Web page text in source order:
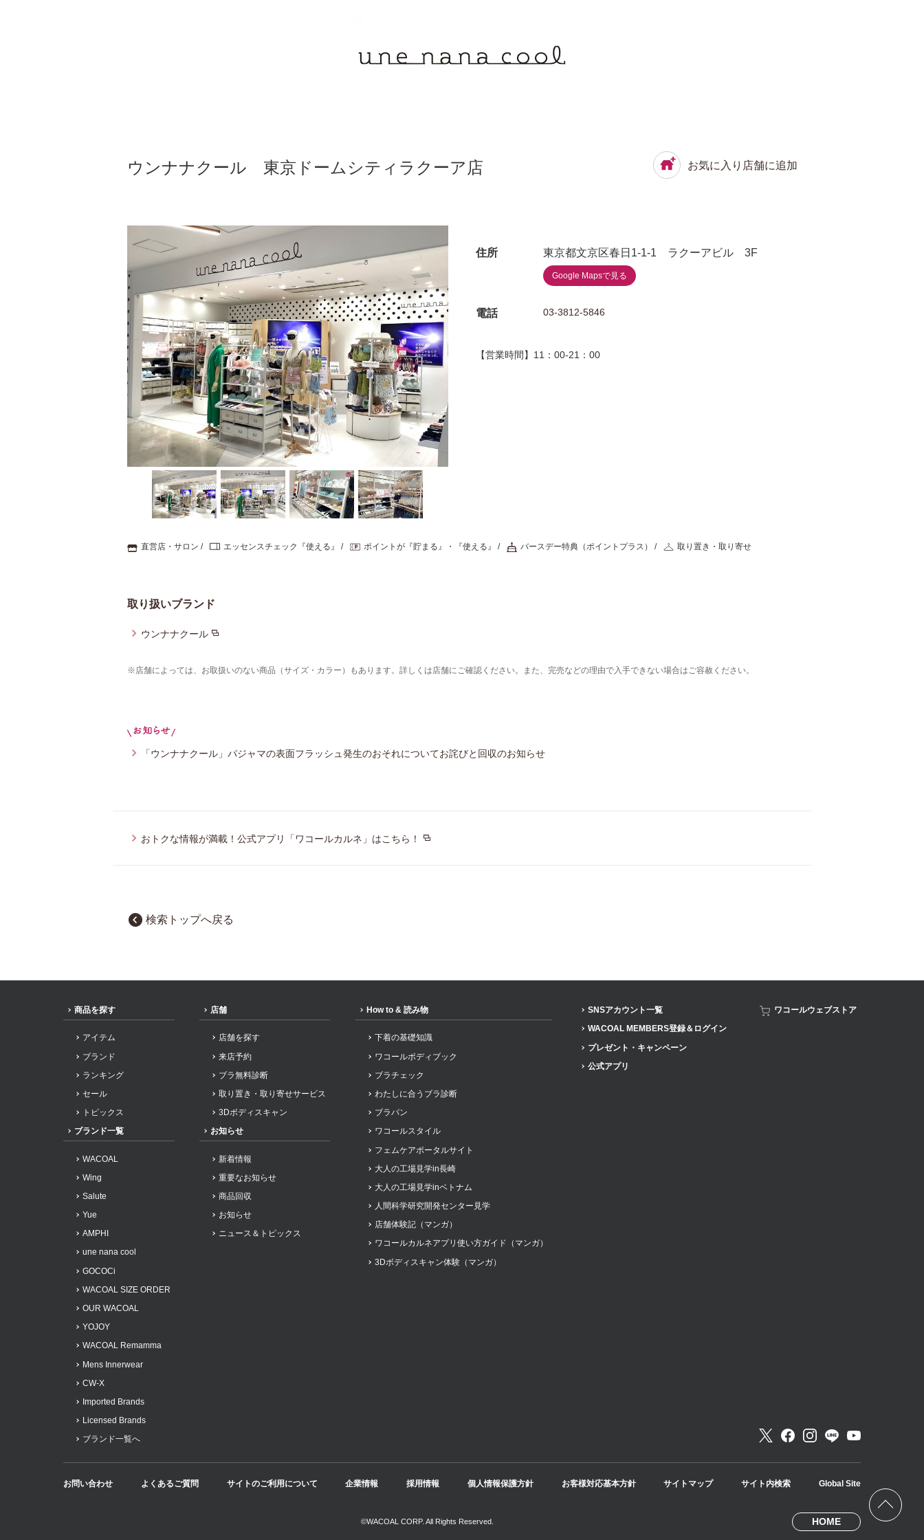
ウンナナクール 東京ドームシティラクーア店 お気に入り店舗に追加
住所 東京都文京区春日1-1-1 ラクーアビル 3F
Google Mapsで見る
電話 03-3812-5846
【営業時間】11：00-21：00
直営店・サロン エッセンスチェック『使える』 ポイントが『貯まる』・『使える』 バースデー特典（ポイントプラス） 取り置き・取り寄せ
取り扱いブランド
ウンナナクール
※店舗によっては、お取扱いのない商品（サイズ・カラー）もあります。詳しくは店舗にご確認ください。また、完売などの理由で入手できない場合はご容赦ください。
「ウンナナクール」パジャマの表面フラッシュ発生のおそれについてお詫びと回収のお知らせ
おトクな情報が満載！公式アプリ「ワコールカルネ」はこちら！
検索トップへ戻る
商品を探す
アイテム
ブランド
ランキング
セール
トピックス
ブランド一覧
WACOAL
Wing
Salute
Yue
AMPHI
une nana cool
GOCOCi
WACOAL SIZE ORDER
OUR WACOAL
YOJOY
WACOAL Remamma
Mens Innerwear
CW-X
Imported Brands
Licensed Brands
ブランド一覧へ
店舗
店舗を探す
来店予約
ブラ無料診断
取り置き・取り寄せサービス
3Dボディスキャン
お知らせ
新着情報
重要なお知らせ
商品回収
お知らせ
ニュース＆トピックス
How to & 読み物
下着の基礎知識
ワコールボディブック
ブラチェック
わたしに合うブラ診断
ブラパン
ワコールスタイル
フェムケアポータルサイト
大人の工場見学in長崎
大人の工場見学inベトナム
人間科学研究開発センター見学
店舗体験記（マンガ）
ワコールカルネアプリ使い方ガイド（マンガ）
3Dボディスキャン体験（マンガ）
SNSアカウント一覧
WACOAL MEMBERS登録＆ログイン
プレゼント・キャンペーン
公式アプリ
ワコールウェブストア
お問い合わせ よくあるご質問 サイトのご利用について 企業情報 採用情報 個人情報保護方針 お客様対応基本方針 サイトマップ サイト内検索 Global Site
©WACOAL CORP. All Rights Reserved. HOME